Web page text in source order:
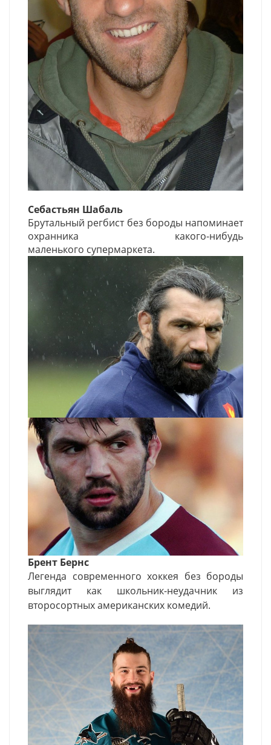
Себастьян Шабаль
Брутальный регбист без бороды напоминает
охранника какого-нибудь
маленького супермаркета.
Брент Бернс
Легенда современного хоккея без бороды
выглядит как школьник-неудачник из
второсортных американских комедий.